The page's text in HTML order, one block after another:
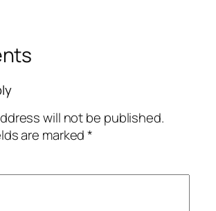
will not be published.
are marked*